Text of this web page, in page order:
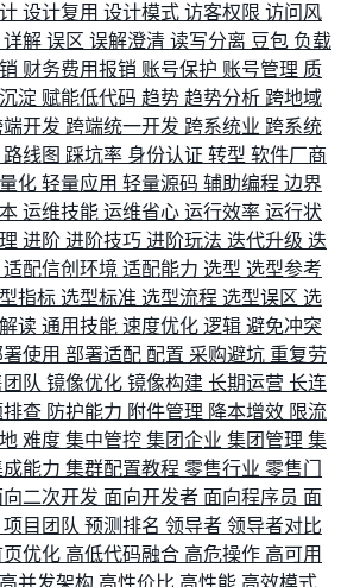
设计复用 设计模式 访客权限 访问风
详解 误区 误解澄清 读写分离 豆包 负载
财务费用报销 账号保护 账号管理 质
淀 赋能低代码 趋势 趋势分析 跨地域
端开发 跨端统一开发 跨系统业 跨系统
路线图 踩坑率 身份认证 转型 软件厂商
化 轻量应用 轻量源码 辅助编程 边界
运维技能 运维省心 运行效率 运行状
进阶 进阶技巧 进阶玩法 迭代升级 迭
适配信创环境 适配能力 选型 选型参考
指标 选型标准 选型流程 选型误区 选
读 通用技能 速度优化 逻辑 避免冲突
使用 部署适配 配置 采购避坑 重复劳
队 镜像优化 镜像构建 长期运营 长连
排查 防护能力 附件管理 降本增效 限流
难度 集中管控 集团企业 集团管理 集
能力 集群配置教程 零售行业 零售门
向二次开发 面向开发者 面向程序员 面
项目团队 预测排名 领导者 领导者对比
页优化 高低代码融合 高危操作 高可用
高并发架构 高性价比 高性能 高效模式